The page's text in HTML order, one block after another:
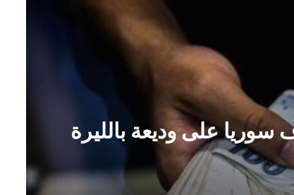
على وديعة بالليرة